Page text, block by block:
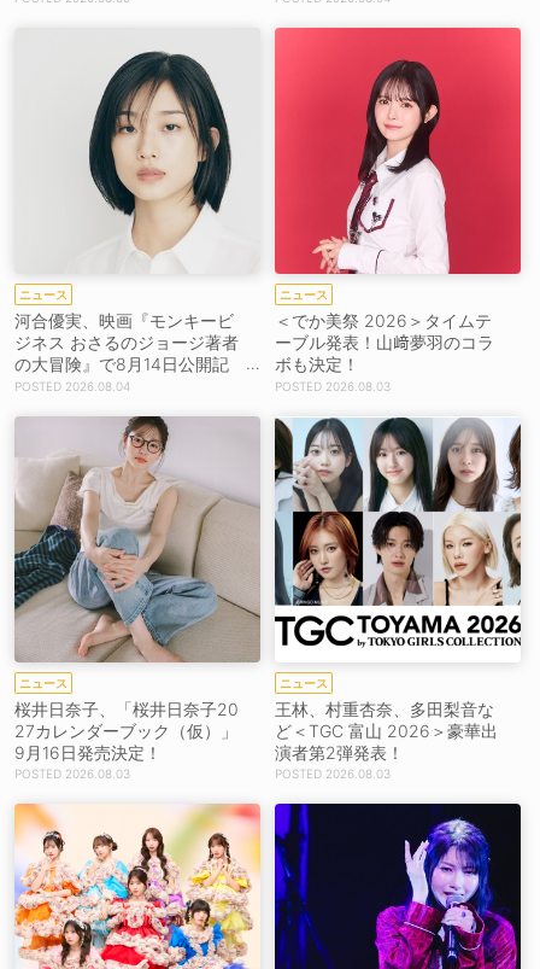
ニュース
河合優実、映画『モンキービ
ジネス おさるのジョージ著者
の大冒険』で8月14日公開記
念イベント登壇決定！
2026.08.04
ニュース
＜でか美祭 2026＞タイムテ
ーブル発表！山﨑夢羽のコラ
ボも決定！
2026.08.03
ニュース
桜井日奈子、「桜井日奈子20
27カレンダーブック（仮）」
9月16日発売決定！
2026.08.03
ニュース
王林、村重杏奈、多田梨音な
ど＜TGC 富山 2026＞豪華出
演者第2弾発表！
2026.08.03